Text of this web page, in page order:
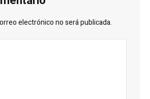
electrónico no será publicada.